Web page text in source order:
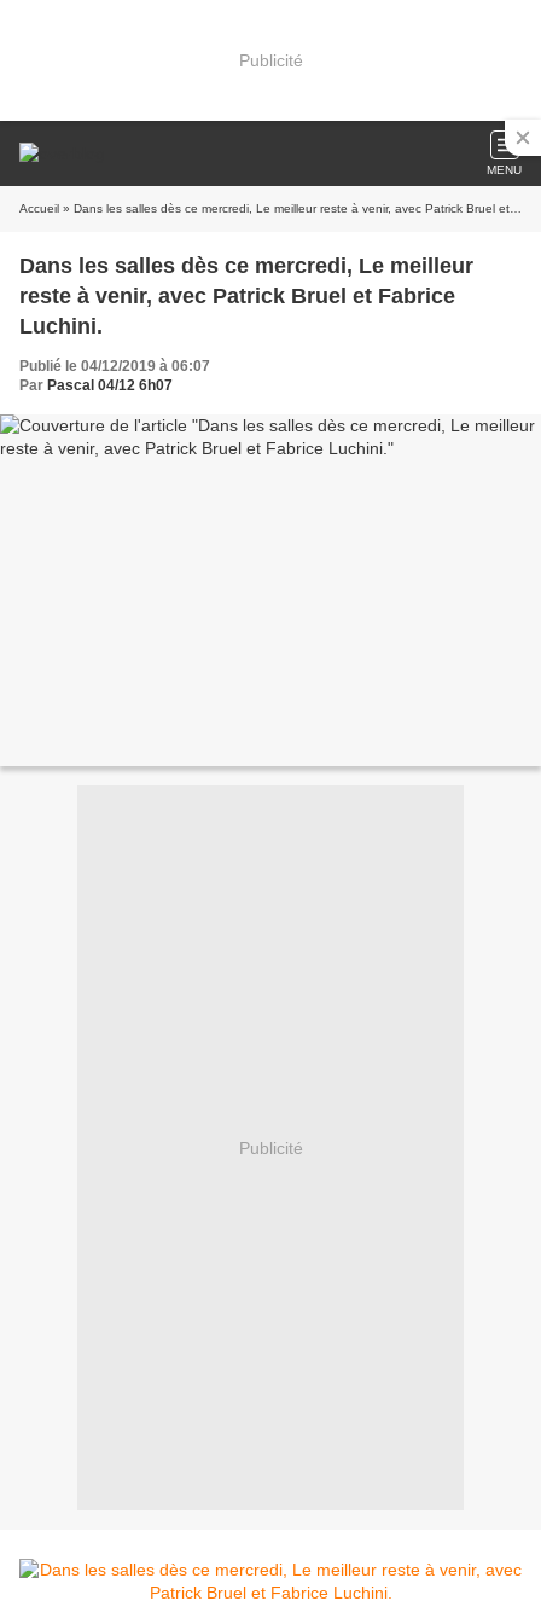
Publicité
MENU
Accueil » Dans les salles dès ce mercredi, Le meilleur reste à venir, avec Patrick Bruel et Fabrice Luchini.
Dans les salles dès ce mercredi, Le meilleur
reste à venir, avec Patrick Bruel et Fabrice
Luchini.
Publié le 04/12/2019 à 06:07
Par Pascal 04/12 6h07
Publicité